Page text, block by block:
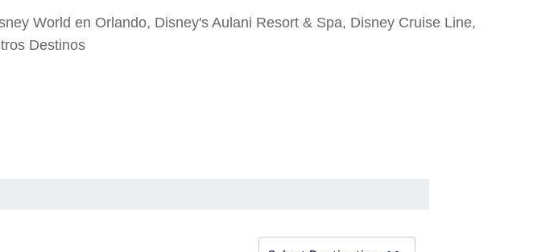
World en Orlando, Disney's Aulani Resort & Spa, Disney Cruise Line,
Destinos